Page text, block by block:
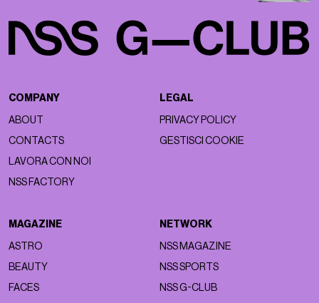
COMPANY
ABOUT
CONTACTS
LAVORA CON NOI
NSS FACTORY
LEGAL
PRIVACY POLICY
GESTISCI COOKIE
MAGAZINE
ASTRO
BEAUTY
FACES
NETWORK
NSS MAGAZINE
NSS SPORTS
NSS G-CLUB